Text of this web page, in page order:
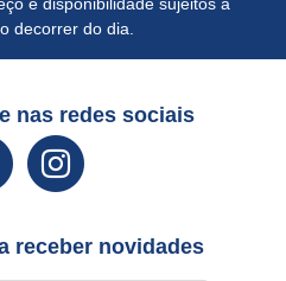
decorrer do dia.
nas redes sociais
receber novidades